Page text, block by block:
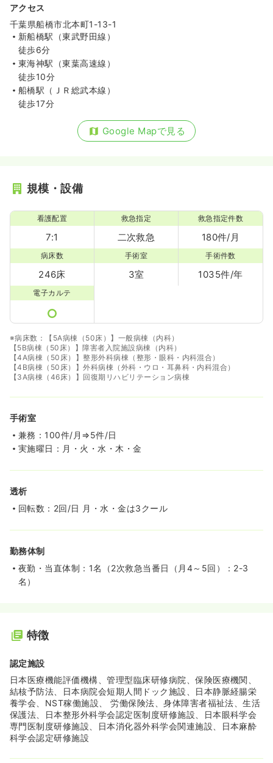
内視鏡正看護師
日勤のみ（常勤）
給与 26.0 万円/月 賞与88.4万円
※経験9年の例
8:30～17:30（休憩60分）
年間休日120日 4週8休以上 月給27万円以上可
日勤のみ（パート） 一時募集休止
時給1,400
時間 8:45～17:45
日祝休み
時給1,400円以上可
気になる
アクセス
千葉県船橋市北本町1-13-1
新船橋駅（東武野田線）
徒歩6分
東海神駅（東葉高速線）
徒歩10分
船橋駅（ＪＲ総武本線）
徒歩17分
Google Mapで見る
規模・設備
看護配置
7:1
救急指定
二次救急
救急指定件数
180件/月
病床数
246床
手術室
3室
手術件数
1035件/年
電子カルテ
※病床数：【5A病棟（50床）】一般病棟（内科）
【5B病棟（50床）】障害者入院施設病棟（内科）
【4A病棟（50床）】整形外科病棟（整形・眼科・内科混合）
【4B病棟（50床）】外科病棟（外科・ウロ・耳鼻科・内科混合）
【3A病棟（46床）】回復期リハビリテーション病棟
手術室
兼務：100件/月⇒5件/日
実施曜日：月・火・水・木・金
透析
回転数：2回/日 月・水・金は3クール
勤務体制
夜勤・当直体制：1名（2次救急当番日（月4～5回）：2-3
名）
特徴
認定施設
日本医療機能評価機構、管理型臨床研修病院、保険医療機関、
結核予防法、日本病院会短期人間ドック施設、日本静脈経腸栄
養学会、NST稼働施設、 労働保険法、身体障害者福祉法、生活
保護法、日本整形外科学会認定医制度研修施設、日本眼科学会
専門医制度研修施設、日本消化器外科学会関連施設、日本麻酔
科学会認定研修施設